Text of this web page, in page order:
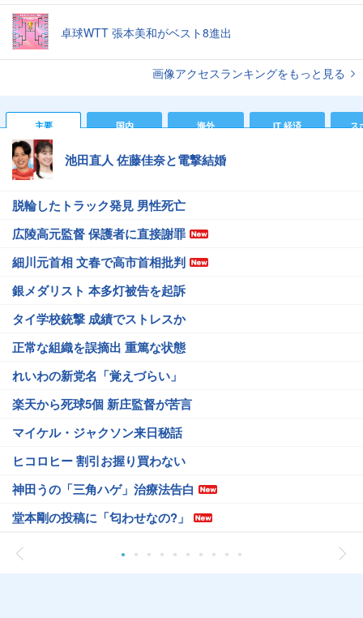
卓球WTT 張本美和がベスト8進出
画像アクセスランキングをもっと見る
主要 国内 海外 IT 経済 ス
池田直人 佐藤佳奈と電撃結婚
脱輪したトラック発見 男性死亡
広陵高元監督 保護者に直接謝罪
細川元首相 文春で高市首相批判
銀メダリスト 本多灯被告を起訴
タイ学校銃撃 成績でストレスか
正常な組織を誤摘出 重篤な状態
れいわの新党名「覚えづらい」
楽天から死球5個 新庄監督が苦言
マイケル・ジャクソン来日秘話
ヒコロヒー 割引お握り買わない
神田うの「三角ハゲ」治療法告白
堂本剛の投稿に「匂わせなの?」